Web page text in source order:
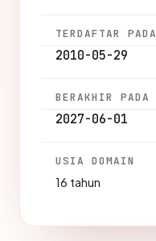
TERDAFTAR PADA
2010-05-29
BERAKHIR PADA
2027-06-01
USIA DOMAIN
16 tahun